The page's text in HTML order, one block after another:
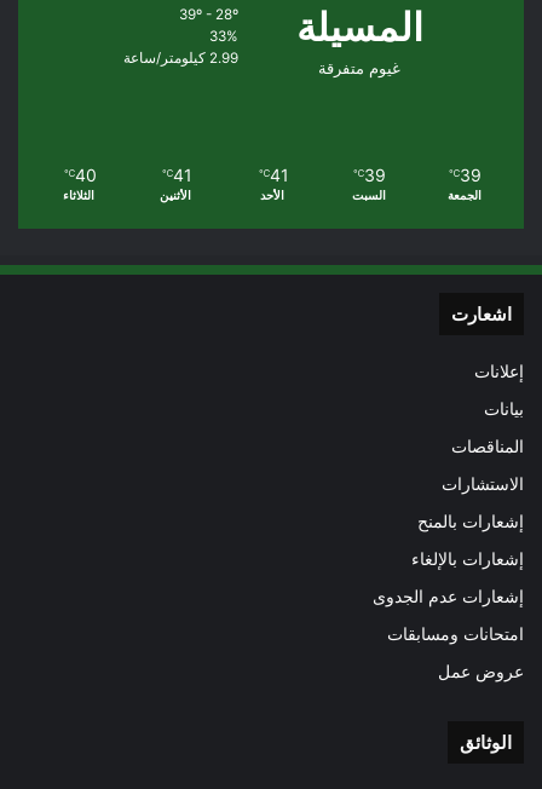
المسيلة
غيوم متفرقة
39º - 28º
33%
2.99 كيلومتر/ساعة
39
℃
الجمعة
39
℃
السبت
41
℃
الأحد
41
℃
الأثنين
40
℃
الثلاثاء
اشعارت
إعلانات
بيانات
المناقصات
الاستشارات
إشعارات بالمنح
إشعارات بالإلغاء
إشعارات عدم الجدوى
امتحانات ومسابقات
عروض عمل
الوثائق